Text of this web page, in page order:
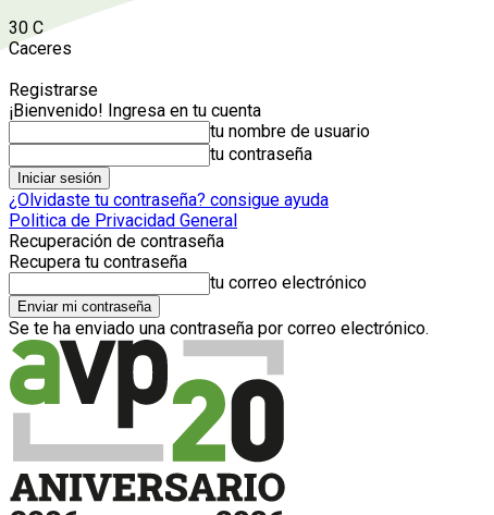
30 C
Caceres
Registrarse
¡Bienvenido! Ingresa en tu cuenta
tu nombre de usuario
tu contraseña
¿Olvidaste tu contraseña? consigue ayuda
Politica de Privacidad General
Recuperación de contraseña
Recupera tu contraseña
tu correo electrónico
Se te ha enviado una contraseña por correo electrónico.